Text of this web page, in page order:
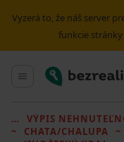
Vyzerá to, že náš server
funkcie
Hlavné menu
Bezrealitky
VÝPIS
CHATA/CHALUPA